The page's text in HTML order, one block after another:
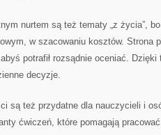
nurtem są też tematy „z życia”,
w szacowaniu kosztów. Strona
potrafił rozsądnie oceniać.
decyzje.
są też przydatne dla nauczycieli i
ćwiczeń, które pomagają